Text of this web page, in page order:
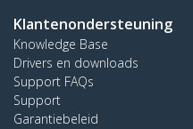
Klantenondersteuning
Knowledge Base
Drivers en downloads
Support FAQs
Support
Garantiebeleid